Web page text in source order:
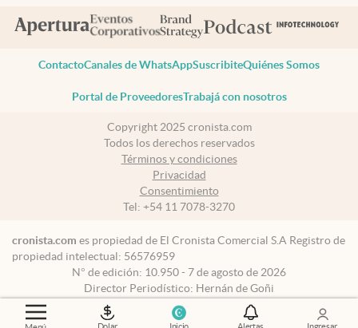
ContactoCanales de WhatsAppSuscribiteQuiénes Somos
Portal de ProveedoresTrabajá con nosotros
Copyright 2025 cronista.com
Todos los derechos reservados
Términos y condiciones
Privacidad
Consentimiento
Tel: +54 11 7078-3270
cronista.com es propiedad de El Cronista Comercial S.A Registro de
propiedad intelectual: 56576959
N° de edición: 10.950 - 7 de agosto de 2026
Director Periodístico: Hernán de Goñi